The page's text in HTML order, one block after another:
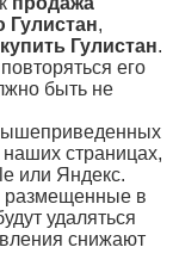
Гулистан,
купить Гулистан.
его
быть не
наших страницах,
или Яндекс.
размещенные в
удаляться
снижают